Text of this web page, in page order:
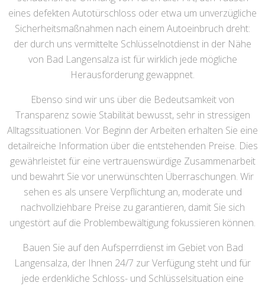
eines defekten Autotürschloss oder etwa um unverzügliche
Sicherheitsmaßnahmen nach einem Autoeinbruch dreht:
der durch uns vermittelte Schlüsselnotdienst in der Nähe
von Bad Langensalza ist für wirklich jede mögliche
Herausforderung gewappnet.
Ebenso sind wir uns über die Bedeutsamkeit von
Transparenz sowie Stabilität bewusst, sehr in stressigen
Alltagssituationen. Vor Beginn der Arbeiten erhalten Sie eine
detailreiche Information über die entstehenden Preise. Dies
gewährleistet für eine vertrauenswürdige Zusammenarbeit
und bewahrt Sie vor unerwünschten Überraschungen. Wir
sehen es als unsere Verpflichtung an, moderate und
nachvollziehbare Preise zu garantieren, damit Sie sich
ungestört auf die Problembewältigung fokussieren können.
Bauen Sie auf den Aufsperrdienst im Gebiet von Bad
Langensalza, der Ihnen 24/7 zur Verfügung steht und für
jede erdenkliche Schloss- und Schlüsselsituation eine